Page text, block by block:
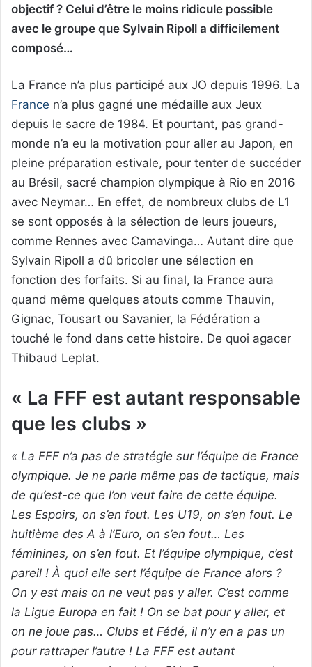
objectif ? Celui d’être le moins ridicule possible
avec le groupe que Sylvain Ripoll a difficilement
composé…
La France n’a plus participé aux JO depuis 1996. La
France n’a plus gagné une médaille aux Jeux
depuis le sacre de 1984. Et pourtant, pas grand-
monde n’a eu la motivation pour aller au Japon, en
pleine préparation estivale, pour tenter de succéder
au Brésil, sacré champion olympique à Rio en 2016
avec Neymar… En effet, de nombreux clubs de L1
se sont opposés à la sélection de leurs joueurs,
comme Rennes avec Camavinga… Autant dire que
Sylvain Ripoll a dû bricoler une sélection en
fonction des forfaits. Si au final, la France aura
quand même quelques atouts comme Thauvin,
Gignac, Tousart ou Savanier, la Fédération a
touché le fond dans cette histoire. De quoi agacer
Thibaud Leplat.
« La FFF est autant responsable
que les clubs »
« La FFF n’a pas de stratégie sur l’équipe de France
olympique. Je ne parle même pas de tactique, mais
de qu’est-ce que l’on veut faire de cette équipe.
Les Espoirs, on s’en fout. Les U19, on s’en fout. Le
huitième des A à l’Euro, on s’en fout… Les
féminines, on s’en fout. Et l’équipe olympique, c’est
pareil ! À quoi elle sert l’équipe de France alors ?
On y est mais on ne veut pas y aller. C’est comme
la Ligue Europa en fait ! On se bat pour y aller, et
on ne joue pas… Clubs et Fédé, il n’y en a pas un
pour rattraper l’autre ! La FFF est autant